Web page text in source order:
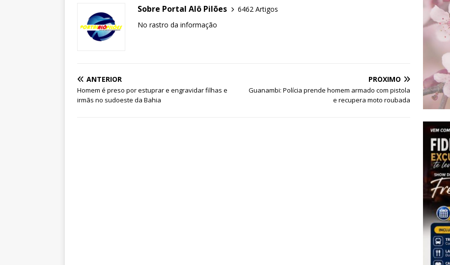
Sobre Portal Alô Pilões
6462 Artigos
No rastro da informação
ANTERIOR
Homem é preso por estuprar e engravidar filhas e
irmãs no sudoeste da Bahia
PRÓXIMO
Guanambi: Polícia prende homem armado com pistola
e recupera moto roubada